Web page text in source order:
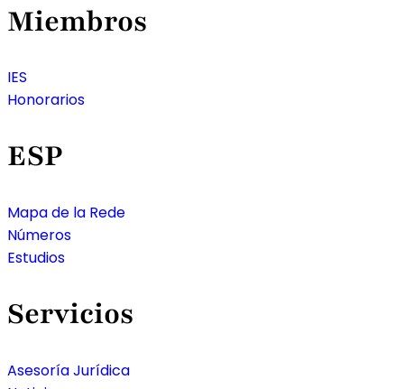
Miembros
IES
Honorarios
ESP
Mapa de la Rede
Números
Estudios
Servicios
Asesoría Jurídica